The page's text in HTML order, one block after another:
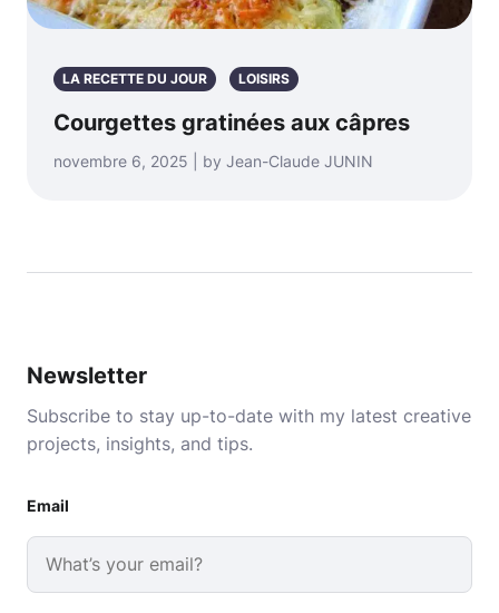
LA RECETTE DU JOUR LOISIRS
Courgettes gratinées aux câpres
novembre 6, 2025 | by Jean-Claude JUNIN
Newsletter
Subscribe to stay up-to-date with my latest creative
projects, insights, and tips.
Email